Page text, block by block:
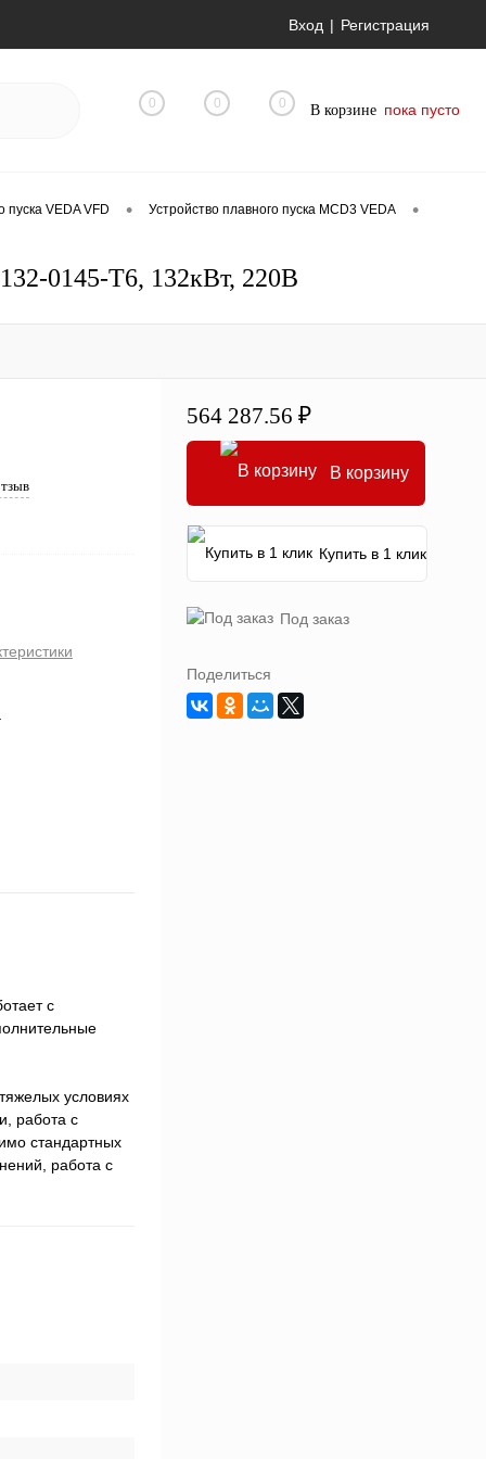
Вход Регистрация
0 0 0 В корзине пока пусто
пуска VEDA VFD • Устройство плавного пуска MCD3 VEDA •
0145-T6, 132кВт, 220В
с
условиях
работа с
стандартных
работа с
564 287.56 ₽
В корзину
Купить в 1 клик
Под заказ
Поделиться